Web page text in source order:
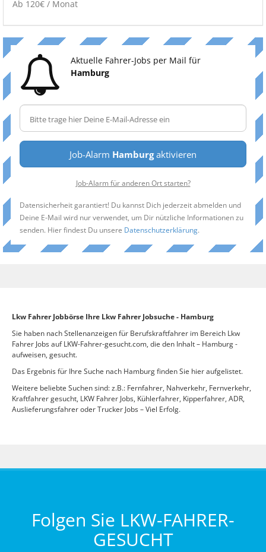
Ab 120€ / Monat
Aktuelle Fahrer-Jobs per Mail für
Hamburg
Job-Alarm Hamburgaktivieren
Job-Alarm für anderen Ort starten?
Datensicherheit garantiert! Du kannst Dich jederzeit abmelden und
Deine E-Mail wird nur verwendet, um Dir nützliche Informationen zu
senden. Hier findest Du unsere Datenschutzerklärung.
Lkw Fahrer Jobbörse Ihre Lkw Fahrer Jobsuche - Hamburg
Sie haben nach Stellenanzeigen für Berufskraftfahrer im Bereich Lkw
Fahrer Jobs auf LKW-Fahrer-gesucht.com, die den Inhalt – Hamburg -
aufweisen, gesucht.
Das Ergebnis für Ihre Suche nach Hamburg finden Sie hier aufgelistet.
Weitere beliebte Suchen sind: z.B.: Fernfahrer, Nahverkehr, Fernverkehr,
Kraftfahrer gesucht, LKW Fahrer Jobs, Kühlerfahrer, Kipperfahrer, ADR,
Auslieferungsfahrer oder Trucker Jobs – Viel Erfolg.
Folgen Sie LKW-FAHRER-
GESUCHT